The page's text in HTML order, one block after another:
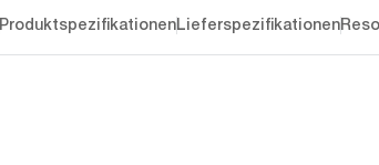
ProduktspezifikationenLieferspezifikationen